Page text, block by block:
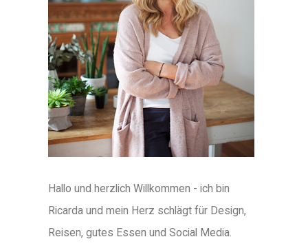
Hallo und herzlich Willkommen - ich bin
Ricarda und mein Herz schlägt für Design,
Reisen, gutes Essen und Social Media.